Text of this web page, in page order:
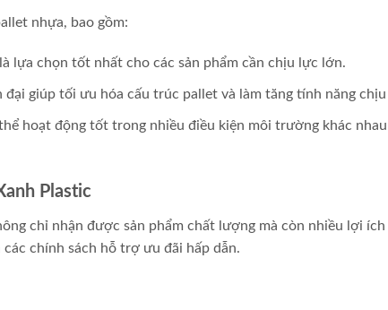
nhựa, bao gồm:
lựa chọn tốt nhất cho các sản phẩm cần chịu lực lớn.
giúp tối ưu hóa cấu trúc pallet và làm tăng tính năng
hoạt động tốt trong nhiều điều kiện môi trường khác nhau
Plastic
chỉ nhận được sản phẩm chất lượng mà còn nhiều lợi ích
chính sách hỗ trợ ưu đãi hấp dẫn.